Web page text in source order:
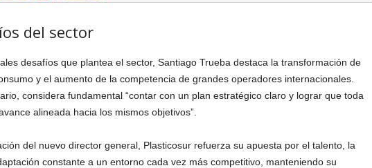
del sector
desafíos que plantea el sector, Santiago Trueba destaca la transformación de
y el aumento de la competencia de grandes operadores internacionales.
considera fundamental “contar con un plan estratégico claro y lograr que toda
alineada hacia los mismos objetivos”.
del nuevo director general, Plasticosur refuerza su apuesta por el talento, la
constante a un entorno cada vez más competitivo, manteniendo su